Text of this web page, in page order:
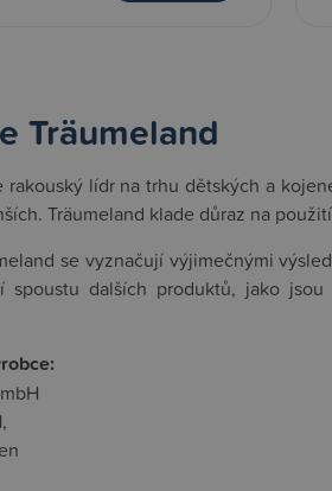
Träumeland
rakouský lídr na trhu dětských a
Träumeland klade důraz na
se vyznačují výjimečnými
spoustu dalších produktů, jako